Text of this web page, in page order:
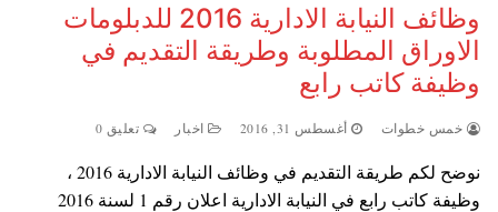
وظائف النيابة الادارية 2016 للدبلومات
الاوراق المطلوبة وطريقة التقديم في
وظيفة كاتب رابع
خمس خطوات أغسطس 31, 2016 اخبار تعليق 0
نوضح لكم طريقة التقديم في وظائف النيابة الادارية 2016 ،
وظيفة كاتب رابع في النيابة الادارية اعلان رقم 1 لسنة 2016